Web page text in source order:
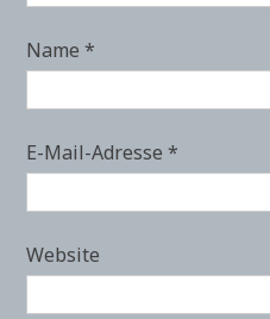
Name*
E-Mail-Adresse*
Website